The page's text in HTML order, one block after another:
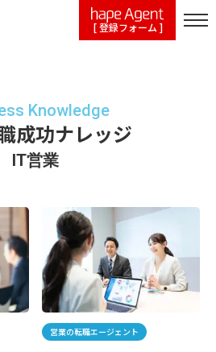
[ 登録フォーム ]
Knowledge
成功ナレッジ
IT営業
営業の転職エージェント